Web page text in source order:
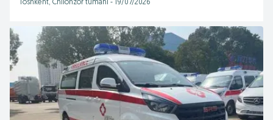
Toshkent, Chilonzor tumani - 19/07/2026